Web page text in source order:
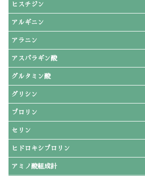
ヒスチジン
アルギニン
アラニン
アスパラギン酸
グルタミン酸
グリシン
プロリン
セリン
ヒドロキシプロリン
アミノ酸組成計